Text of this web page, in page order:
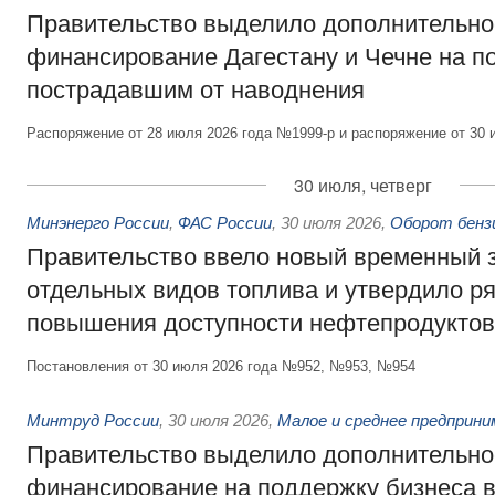
Правительство выделило
финансирование Дагестану и Чечне на
пострадавшим от наводнения
Распоряжение от 28 июля 2026 года №1999-р и распоряжение от
30 июля, четверг
Минэнерго России, ФАС России, 30 июля 2026, Оборот
Правительство ввело новый временный
отдельных видов топлива и утвердило
повышения доступности нефтепродуктов
Постановления от 30 июля 2026 года №952, №953, №954
Минтруд России, 30 июля 2026, Малое и среднее
Правительство выделило
финансирование на поддержку бизнеса